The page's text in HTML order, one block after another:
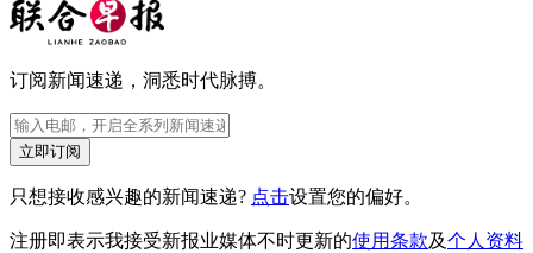
订阅新闻速递，洞悉时代脉搏。
立即订阅
只想接收感兴趣的新闻速递? 点击设置您的偏好。
注册即表示我接受新报业媒体不时更新的使用条款及个人资料